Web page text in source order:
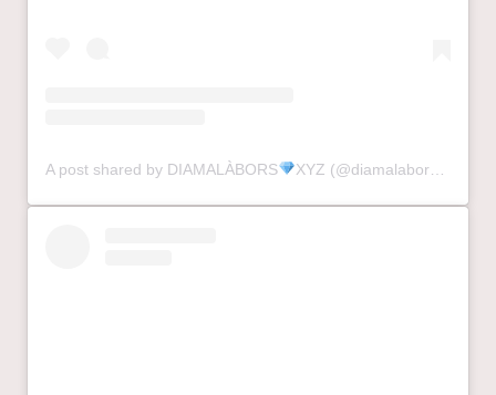
A post shared by DIAMALÀBORS XYZ (@diamalaborsxyz)